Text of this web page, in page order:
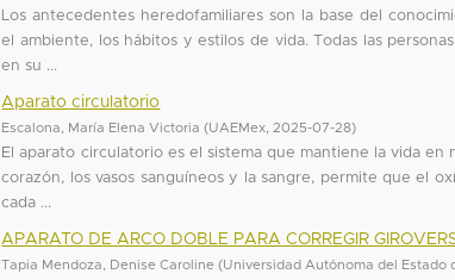
Los antecedentes heredofamiliares son la base del
el ambiente, los hábitos y estilos de vida. Todas las
en su ...
Aparato circulatorio
Escalona, María Elena Victoria (UAEMex 2025-07-28)
El aparato circulatorio es el sistema que mantiene la vida
corazón, los vasos sanguíneos y la sangre, permite que el
cada ...
APARATO DE ARCO DOBLE PARA CORREGIR
Tapia Mendoza, Denise Caroline (Universidad Autónoma del Estado